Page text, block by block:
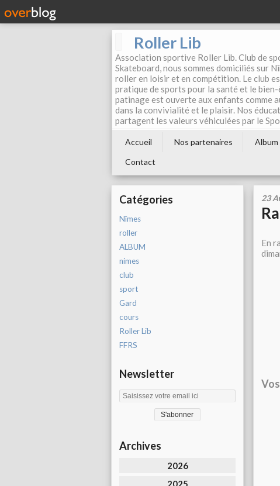
Roller Lib
Association sportive Roller Lib. Club de
Skateboard, nous sommes domiciliés sur
roller en loisir et en compétition. Le club
pratique de sports pour la santé et le
patinage est ouverte aux enfants comme
dans la convivialité et le plaisir. Nos
partagent les valeurs véhiculées par le
Accueil Nos partenaires Album
Contact
Catégories
Nîmes
roller
ALBUM
nimes
club
sport
Gard
cours
Roller Lib
FFRS
Newsletter
Archives
2026
2025
23
En